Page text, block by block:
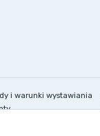
i warunki wystawiania